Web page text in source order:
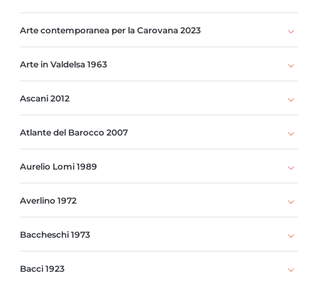
Arte contemporanea per la Carovana 2023
Arte in Valdelsa 1963
Ascani 2012
Atlante del Barocco 2007
Aurelio Lomi 1989
Averlino 1972
Baccheschi 1973
Bacci 1923